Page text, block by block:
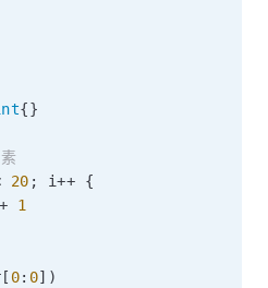
{}
20 ; i++
{
+
1
[ 0: 0] )